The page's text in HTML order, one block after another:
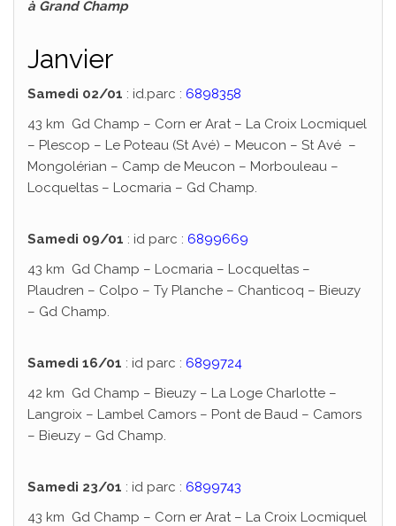
à Grand Champ
Janvier
Samedi 02/01 : id.parc : 6898358
43 km Gd Champ – Corn er Arat – La Croix Locmiquel
– Plescop – Le Poteau (St Avé) – Meucon – St Avé –
Mongolérian – Camp de Meucon – Morbouleau –
Locqueltas – Locmaria – Gd Champ.
Samedi 09/01 : id parc : 6899669
43 km Gd Champ – Locmaria – Locqueltas –
Plaudren – Colpo – Ty Planche – Chanticoq – Bieuzy
– Gd Champ.
Samedi 16/01 : id parc : 6899724
42 km Gd Champ – Bieuzy – La Loge Charlotte –
Langroix – Lambel Camors – Pont de Baud – Camors
– Bieuzy – Gd Champ.
Samedi 23/01 : id parc : 6899743
43 km Gd Champ – Corn er Arat – La Croix Locmiquel